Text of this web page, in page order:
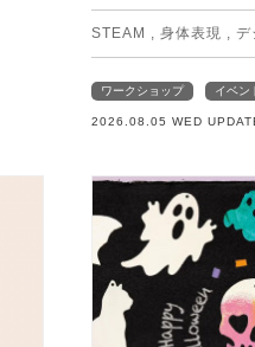
STEAM , 身体表現 , デ
ワークショップ イベン
2026.08.05 WED